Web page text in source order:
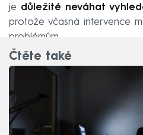
je důležité neváhat
protože včasná intervence
problémům.
Čtěte také